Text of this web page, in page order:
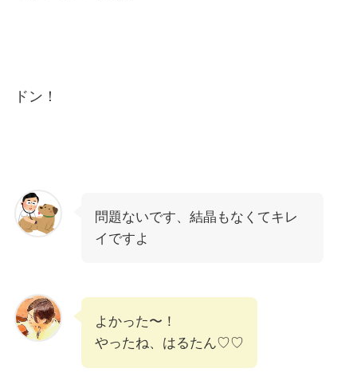
ドン！
問題ないです、結晶もなくてキレ
イですよ
よかった〜！
やったね、はるたん♡♡